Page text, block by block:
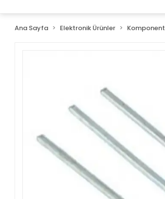
Ana Sayfa Elektronik Ürünler Komponent